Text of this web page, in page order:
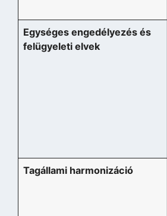
Egységes engedélyezés és
felügyeleti elvek
Tagállami harmonizáció